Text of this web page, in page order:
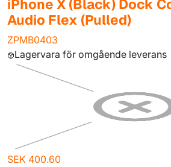
iPhone X (Black) Dock
Audio Flex (Pulled)
ZPMB0403
Lagervara för omgående leverans
SEK 400.60